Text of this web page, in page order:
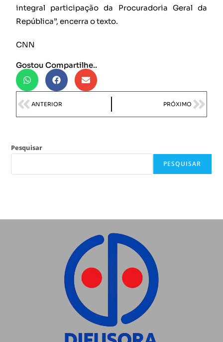
integral participação da Procuradoria Geral da
República”, encerra o texto.
CNN
Gostou Compartilhe..
ANTERIOR PRÓXIMO
Pesquisar
PESQUISAR